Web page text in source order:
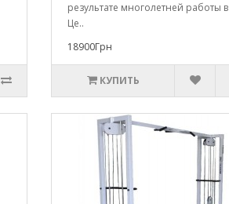
результате многолетней работы в
Це..
18900Грн
КУПИТЬ